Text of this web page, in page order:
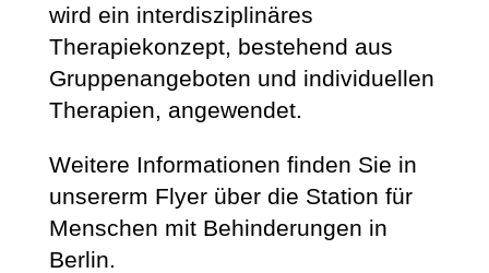
wird ein interdisziplinäres
Therapiekonzept, bestehend aus
Gruppenangeboten und individuellen
Therapien, angewendet.
Weitere Informationen finden Sie in
unsererm Flyer über die Station für
Menschen mit Behinderungen in
Berlin.